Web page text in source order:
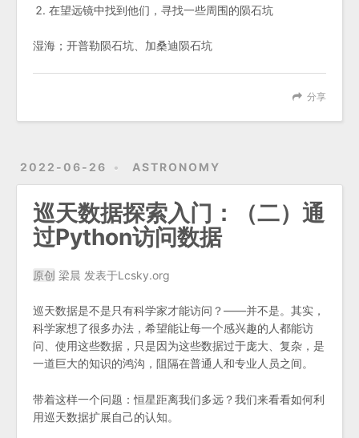
在望远镜中找到他们，寻找一些周围的陨石坑
湿海；开普勒陨石坑、加桑迪陨石坑
分享
2022-06-26 ASTRONOMY
巡天数据探索入门：（二）通
过Python访问数据
原创 梁晨 发表于Lcsky.org
巡天数据是不是只有科学家才能访问？——并不是。其实，
科学家想了很多办法，希望能让每一个感兴趣的人都能访
问、使用这些数据，只是因为这些数据过于庞大、复杂，是
一道巨大的知识的鸿沟，阻隔在普通人和专业人员之间。
带着这样一个问题：恒星距离我们多远？我们来看看如何利
用巡天数据扩展自己的认知。